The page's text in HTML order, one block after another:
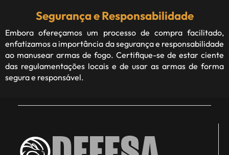
Segurança e Responsabilidade
Embora ofereçamos um processo de compra facilitado,
enfatizamos a importância da segurança e responsabilidade
ao manusear armas de fogo. Certifique-se de estar ciente
das regulamentações locais e de usar as armas de forma
segura e responsável.